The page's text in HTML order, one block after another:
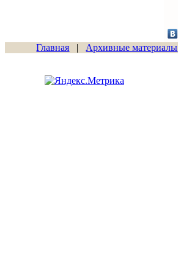
Главная | Архивные материалы